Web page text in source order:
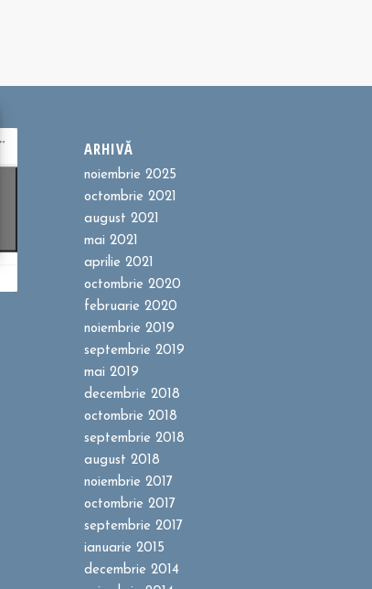
ARHIVĂ
noiembrie 2025
octombrie 2021
august 2021
mai 2021
aprilie 2021
octombrie 2020
februarie 2020
noiembrie 2019
septembrie 2019
mai 2019
decembrie 2018
octombrie 2018
septembrie 2018
august 2018
noiembrie 2017
octombrie 2017
septembrie 2017
ianuarie 2015
decembrie 2014